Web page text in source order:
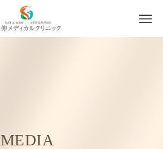
MEDIA